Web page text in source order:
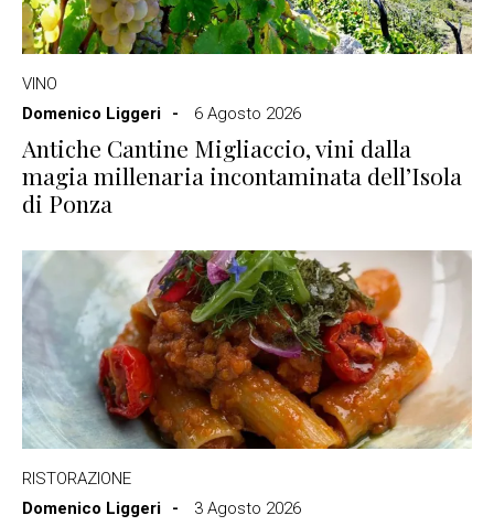
VINO
Domenico Liggeri
6 Agosto 2026
Antiche Cantine Migliaccio, vini dalla
magia millenaria incontaminata dell’Isola
di Ponza
RISTORAZIONE
Domenico Liggeri
3 Agosto 2026